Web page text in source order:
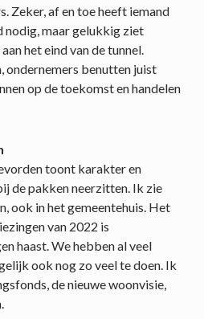
Zeker, af en toe heeft iemand
nodig, maar gelukkig ziet
het eind van de tunnel.
ondernemers benutten juist
op de toekomst en handelen
toont karakter en
de pakken neerzitten. Ik zie
ook in het gemeentehuis. Het
van 2022 is
haast. We hebben al veel
ook nog zo veel te doen. Ik
de nieuwe woonvisie,